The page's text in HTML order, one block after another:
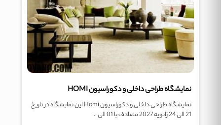
نمایشگاه طراحی داخلی و دکوراسیون HOMI
نمایشگاه طراحی داخلی و دکوراسیون Homi این نمایشگاه در تاریخ
21 الی 24 ژانویه 2027 مصادف با 01 الی ...